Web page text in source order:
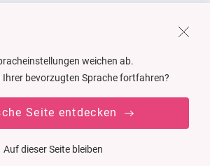
weichen ab.
Ihrer bevorzugten Sprache fortfahren?
Seite entdecken
Auf dieser Seite bleiben